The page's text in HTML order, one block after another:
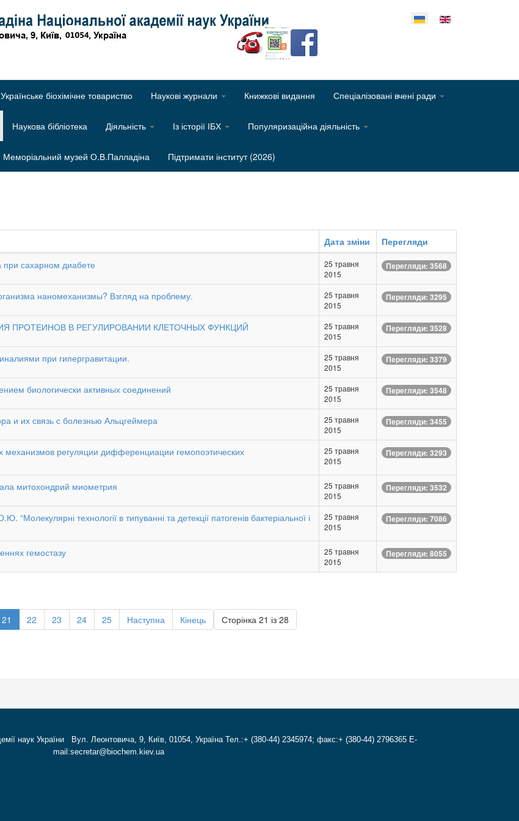
Оберіть свою мову
Українське біохімічне товариство Наукові журнали Книжкові видання Спеціалізовані вчені ради
Наукова бібліотека Діяльність Із історії ІБХ Популяризаційна діяльність
Меморіальний музей О.В.Палладіна Підтримати інститут (2026)
Дата зміни
Перегляди
при сахарном диабете
25 травня
2015
Перегляди: 3568
наномеханизмы? Взгляд на проблему.
25 травня
2015
Перегляди: 3295
ПРОТЕИНОВ В РЕГУЛИРОВАНИИ КЛЕТОЧНЫХ ФУНКЦИЙ
25 травня
2015
Перегляди: 3528
при гипергравитации.
25 травня
2015
Перегляди: 3379
биологически активных соединений
25 травня
2015
Перегляди: 3548
и их связь с болезнью Альцгеймера
25 травня
2015
Перегляди: 3455
регуляции дифференциации гемопоэтических
25 травня
2015
Перегляди: 3293
митохондрий миометрия
25 травня
2015
Перегляди: 3532
технології в типуванні та детекції патогенів бактеріальної і
25 травня
2015
Перегляди: 7086
гемостазу
25 травня
2015
Перегляди: 8055
Сторінка 21 із 28
21 22 23 24 25 Наступна Кінець
наук України Вул. Леонтовича, 9, Київ, 01054, Україна Тел.:+ (380-44) 2345974; факс:+ (380-44) 2796365 E-
mail:secretar@biochem.kiev.ua